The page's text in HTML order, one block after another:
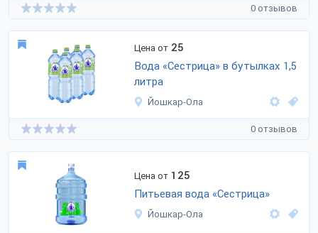
0 отзывов
Цена от 25
Вода «Сестрица» в бутылках 1,5
литра
Йошкар-Ола
0 отзывов
Цена от 125
Питьевая вода «Сестрица»
Йошкар-Ола